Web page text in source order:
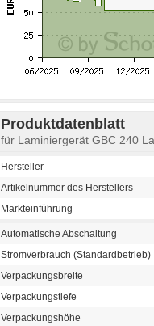
Produktdatenblatt
für Laminiergerät GBC 240
Hersteller
Artikelnummer des Herstellers
Markteinführung
Automatische Abschaltung
Stromverbrauch (Standardbetrieb)
Verpackungsbreite
Verpackungstiefe
Verpackungshöhe